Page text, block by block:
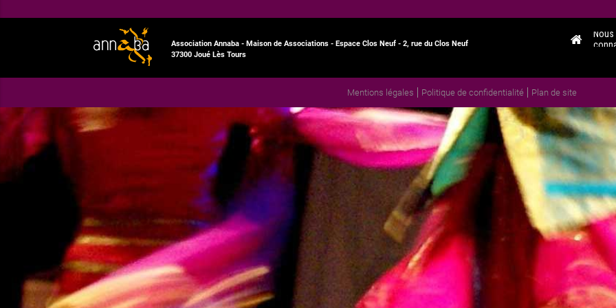
Association Annaba - Maison de Associations - Espace Clos Neuf - 2, rue du Clos Neuf
37300 Joué Lès Tours
Aller
au
Aller
contenu
Mentions légales Politique de confidentialité Plan de site